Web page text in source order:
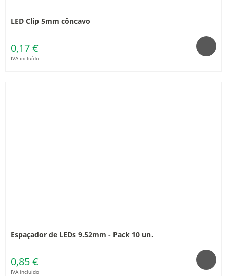
LED Clip 5mm côncavo
0,17 €
IVA incluído
Espaçador de LEDs 9.52mm - Pack 10 un.
0,85 €
IVA incluído